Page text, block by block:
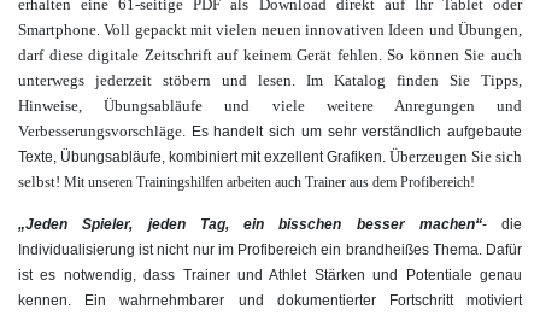
erhalten eine 61-seitige PDF als Download direkt auf Ihr Tablet oder
Smartphone. Voll gepackt mit vielen neuen innovativen Ideen und Übungen,
darf diese digitale Zeitschrift auf keinem Gerät fehlen. So können Sie auch
unterwegs jederzeit stöbern und lesen. Im Katalog finden Sie Tipps,
Hinweise, Übungsabläufe und viele weitere Anregungen und
Verbesserungsvorschläge.
Es handelt sich um sehr verständlich aufgebaute
Texte, Übungsabläufe, kombiniert mit exzellent Grafiken. Überzeugen Sie sich
selbst! Mit unseren Trainingshilfen arbeiten auch Trainer aus dem Profibereich!
„Jeden Spieler, jeden Tag, ein bisschen besser machen“- die
Individualisierung ist nicht nur im Profibereich ein brandheißes Thema. Dafür
ist es notwendig, dass Trainer und Athlet Stärken und Potentiale genau
kennen. Ein wahrnehmbarer und dokumentierter Fortschritt motiviert